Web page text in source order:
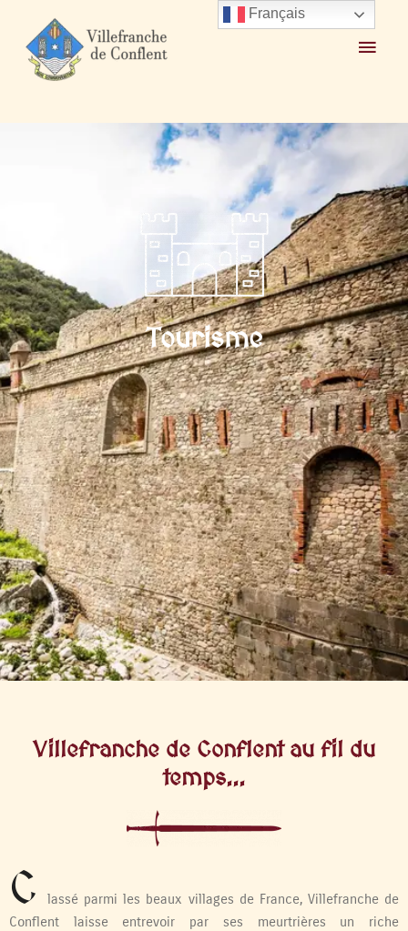
Tourisme
Villefranche de Conflent au fil du
temps...
C
lassé parmi les beaux villages de France, Villefranche de
Conflent laisse entrevoir par ses meurtrières un riche
Français